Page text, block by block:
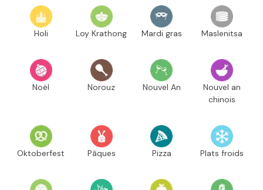
Holi Loy Krathong Mardi gras Maslenitsa
Noël Norouz Nouvel An
Nouvel an
chinois
Oktoberfest Pâques Pizza Plats froids